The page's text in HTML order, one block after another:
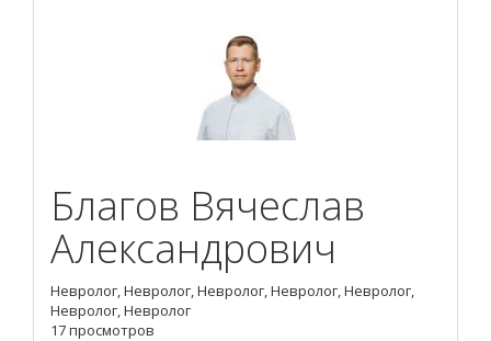
Благов Вячеслав
Александрович
Невролог, Невролог, Невролог, Невролог, Невролог,
Невролог, Невролог
17 просмотров